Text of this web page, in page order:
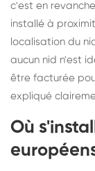
c'est en
installé à
localisation du
aucun nid n'est
être facturée
expliqué
Où